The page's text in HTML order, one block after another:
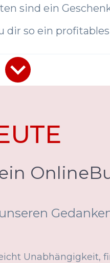
sind ein
dir so ein
Unabhängigkeit,